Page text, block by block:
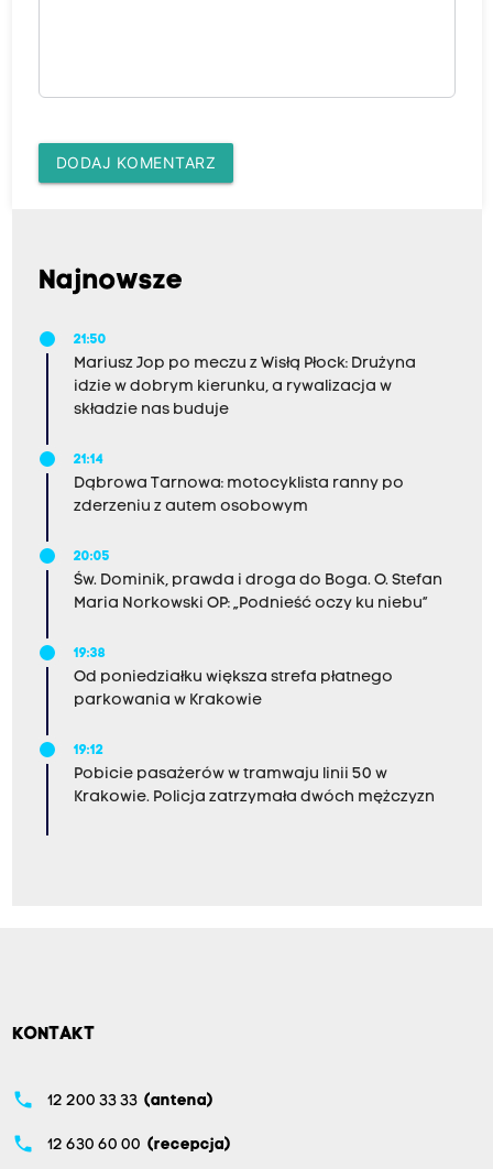
DODAJ KOMENTARZ
Najnowsze
21:50
Mariusz Jop po meczu z Wisłą Płock: Drużyna
idzie w dobrym kierunku, a rywalizacja w
składzie nas buduje
21:14
Dąbrowa Tarnowa: motocyklista ranny po
zderzeniu z autem osobowym
20:05
Św. Dominik, prawda i droga do Boga. O. Stefan
Maria Norkowski OP: „Podnieść oczy ku niebu”
19:38
Od poniedziałku większa strefa płatnego
parkowania w Krakowie
19:12
Pobicie pasażerów w tramwaju linii 50 w
Krakowie. Policja zatrzymała dwóch mężczyzn
KONTAKT
phone 12 200 33 33 (antena)
phone 12 630 60 00 (recepcja)